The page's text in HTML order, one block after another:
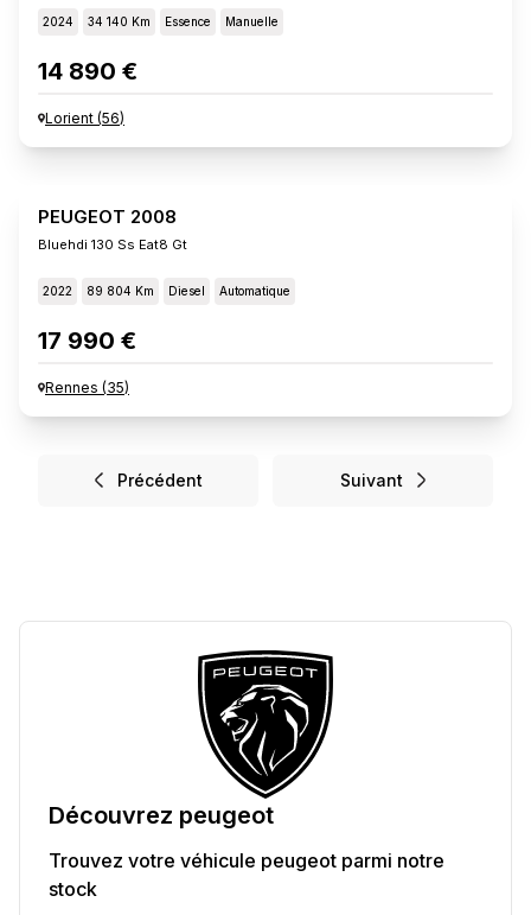
2024 34 140 Km Essence Manuelle
14 890 €
Lorient (56)
PEUGEOT 2008
Bluehdi 130 Ss Eat8 Gt
2022 89 804 Km Diesel Automatique
17 990 €
Rennes (35)
Précédent Suivant
Découvrez peugeot
Trouvez votre véhicule peugeot parmi notre
stock